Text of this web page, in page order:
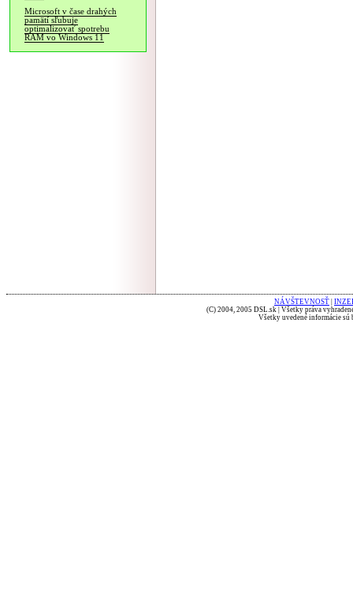
Microsoft v čase drahých
pamätí sľubuje
optimalizovať spotrebu
RAM vo Windows 11
NÁVŠTEVNOSŤ
(C) 2004, 2005 DSL.sk | Všetky práva
Všetky uvedené informácie sú